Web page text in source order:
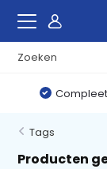
Tags
Producten